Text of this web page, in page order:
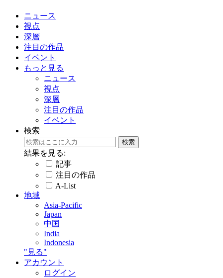
ニュース
視点
深層
注目の作品
イベント
もっと見る
ニュース
視点
深層
注目の作品
イベント
検索
結果を見る:
記事
注目の作品
A-List
地域
Asia-Pacific
Japan
中国
India
Indonesia
"見る"
アカウント
ログイン